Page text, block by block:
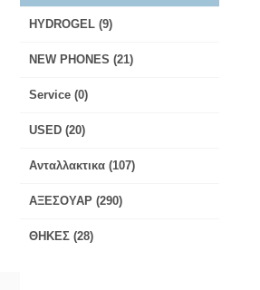
HYDROGEL (9)
NEW PHONES (21)
Service (0)
USED (20)
Ανταλλακτικα (107)
ΑΞΕΣΟΥΑΡ (290)
ΘΗΚΕΣ (28)